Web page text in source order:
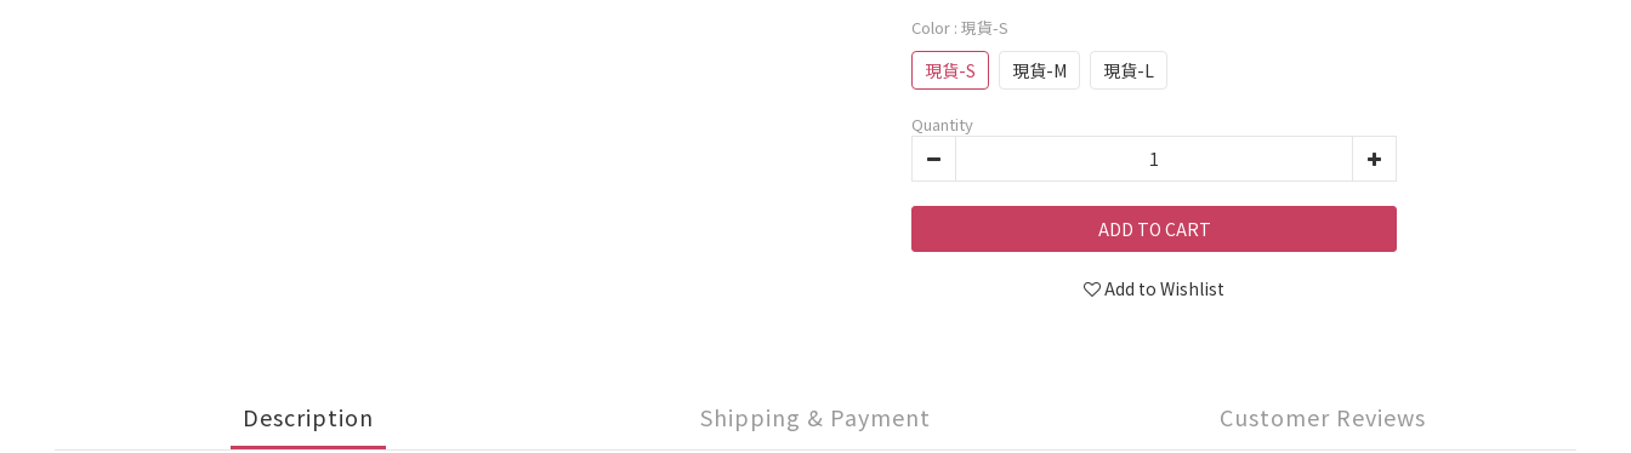
Color : 現貨-S
現貨-S 現貨-M 現貨-L
Quantity
ADD TO CART
Add to Wishlist
Description Shipping & Payment Customer Reviews